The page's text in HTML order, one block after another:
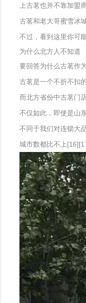
上古茗也并不靠加盟
古茗和老大哥蜜雪冰
不过，看到这里你可
为什么北方人不知道
要回答为什么古茗作
古茗是一个不折不扣
而北方省份中古茗门
不仅如此，即使是山
不同于我们对连锁大
城市数都比不上